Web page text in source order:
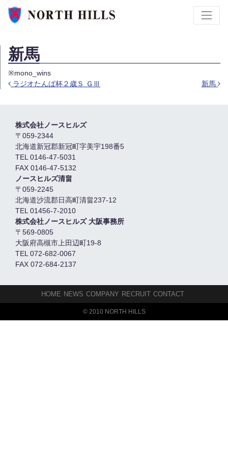
新馬
※mono_wins
ラジオたんぱ杯２歳Ｓ ＧⅢ 新馬
株式会社ノースヒルズ
〒059-2344
北海道新冠郡新冠町字美宇198番5
TEL 0146-47-5031
FAX 0146-47-5132
ノースヒルズ清畠
〒059-2245
北海道沙流郡日高町清畠237-12
TEL 01456-7-2010
株式会社ノースヒルズ 大阪事務所
〒569-0805
大阪府高槻市上田辺町19-8
TEL 072-682-0067
FAX 072-684-2137
HOME NEWS COMPANY RECRUIT CONTACT
© 2010 NORTH HILLS